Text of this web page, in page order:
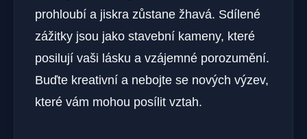
prohloubí a jiskra zůstane žhavá. Sdílené
zážitky jsou jako stavební kameny, které
posilují vaši lásku a vzájemné porozumění.
Buďte kreativní a nebojte se nových výzev,
které vám mohou posílit vztah.